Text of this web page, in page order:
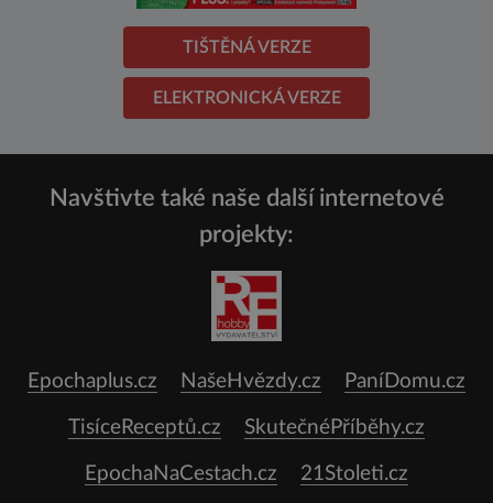
TIŠTĚNÁ VERZE
ELEKTRONICKÁ VERZE
Navštivte také naše další internetové
projekty:
Epochaplus.cz NašeHvězdy.cz PaníDomu.cz
TisíceReceptů.cz SkutečnéPříběhy.cz
EpochaNaCestach.cz 21Stoleti.cz